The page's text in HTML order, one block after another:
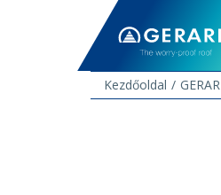
Kezdőoldal